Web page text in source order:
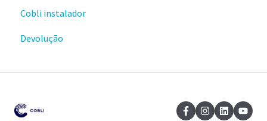
Ranking de condução
Cobli instalador
Devolução